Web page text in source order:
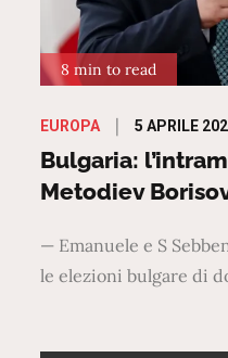
8 min to read
EUROPA
Posted
on
5 APRILE
Bulgaria:
Metodiev
— Emanuele e S
le elezioni bulgare di